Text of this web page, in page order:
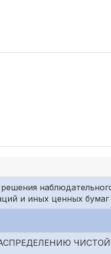
и иных ценных бумаг
ЧИСТОЙ